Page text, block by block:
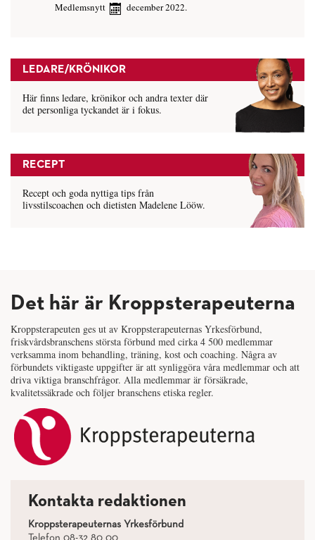
Medlemsnytt december 2022.
LEDARE/KRÖNIKOR
Här finns ledare, krönikor och andra texter där
det personliga tyckandet är i fokus.
RECEPT
Recept och goda nyttiga tips från
livsstilscoachen och dietisten Madelene Lööw.
Det här är Kroppsterapeuterna
Kroppsterapeuten ges ut av Kroppsterapeuternas Yrkesförbund,
friskvårdsbranschens största förbund med cirka 4 500 medlemmar
verksamma inom behandling, träning, kost och coaching. Några av
förbundets viktigaste uppgifter är att synliggöra våra medlemmar och att
driva viktiga branschfrågor. Alla medlemmar är försäkrade,
kvalitetssäkrade och följer branschens etiska regler.
Kontakta redaktionen
Kroppsterapeuternas Yrkesförbund
Telefon 08-32 80 00